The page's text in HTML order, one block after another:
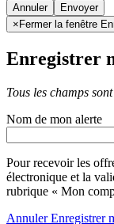
Annuler
× Fermer la fenêtre
Enregistrer
Tous les champs
Nom de mon alerte
Pour recevoir les
électronique et la
rubrique « Mon
AnnulerEnregistrer